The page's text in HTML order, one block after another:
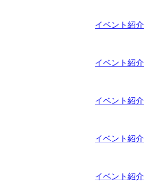
イベント紹介
イベント紹介
イベント紹介
イベント紹介
イベント紹介